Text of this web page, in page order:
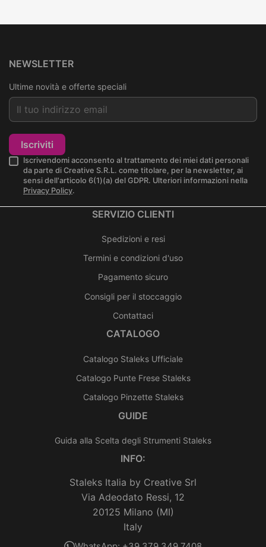
NEWSLETTER
Ultime novità e offerte speciali
Iscriviti
Iscrivendomi acconsento al trattamento dei miei dati personali
da parte di Creative S.R.L. come titolare, per la newsletter, ai
sensi dell'articolo 6(1)(a) del GDPR. Ulteriori informazioni nella
Privacy Policy.
SERVIZIO CLIENTI
Spedizioni e resi
Termini e condizioni d'uso
Pagamento sicuro
Consigli per il stoccaggio
Contattaci
CATALOGO
Catalogo Staleks Ufficiale
Catalogo Punte Frese Staleks
Catalogo Pinzette Staleks
GUIDE
Guida alla Scelta degli Strumenti Staleks
INFO:
Staleks Italia by Creative Srl
Via Adeodato Ressi, 12
20125 Milano (MI)
Italy